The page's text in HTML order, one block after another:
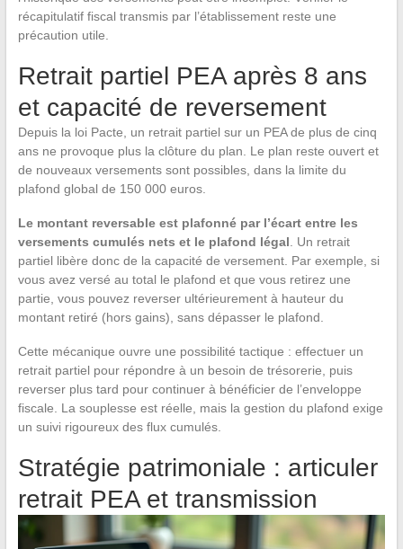
récapitulatif fiscal transmis par l’établissement reste une
précaution utile.
Retrait partiel PEA après 8 ans
et capacité de reversement
Depuis la loi Pacte, un retrait partiel sur un PEA de plus de cinq
ans ne provoque plus la clôture du plan. Le plan reste ouvert et
de nouveaux versements sont possibles, dans la limite du
plafond global de 150 000 euros.
Le montant reversable est plafonné par l’écart entre les
versements cumulés nets et le plafond légal . Un retrait
partiel libère donc de la capacité de versement. Par exemple, si
vous avez versé au total le plafond et que vous retirez une
partie, vous pouvez reverser ultérieurement à hauteur du
montant retiré (hors gains), sans dépasser le plafond.
Cette mécanique ouvre une possibilité tactique : effectuer un
retrait partiel pour répondre à un besoin de trésorerie, puis
reverser plus tard pour continuer à bénéficier de l’enveloppe
fiscale. La souplesse est réelle, mais la gestion du plafond exige
un suivi rigoureux des flux cumulés.
Stratégie patrimoniale : articuler
retrait PEA et transmission